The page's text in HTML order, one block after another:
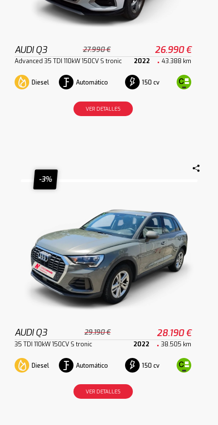
AUDI Q3 27.990 € 26.990 €
Advanced 35 TDI 110kW 150CV S tronic 2022 43.388 km
Diesel Automático 150 cv
VER DETALLES
-3%
AUDI Q3 29.190 € 28.190 €
35 TDI 110kW 150CV S tronic 2022 38.505 km
Diesel Automático 150 cv
VER DETALLES